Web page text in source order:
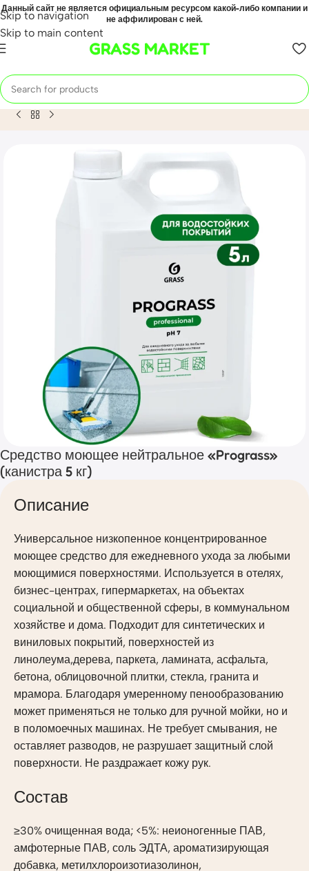
Skip to navigation
Skip to main content
Данный сайт не является официальным ресурсом какой-либо компании и
не аффилирован с ней.
GRASS MARKET
Home Mahsulot Средство моющее нейтральное
Средство моющее нейтральное «Prograss»
(канистра 5 кг)
Описание
Универсальное низкопенное концентрированное
моющее средство для ежедневного ухода за любыми
моющимися поверхностями. Используется в отелях,
бизнес-центрах, гипермаркетах, на объектах
социальной и общественной сферы, в коммунальном
хозяйстве и дома. Подходит для синтетических и
виниловых покрытий, поверхностей из
линолеума,дерева, паркета, ламината, асфальта,
бетона, облицовочной плитки, стекла, гранита и
мрамора. Благодаря умеренному пенообразованию
может применяться не только для ручной мойки, но и
в поломоечных машинах. Не требует смывания, не
оставляет разводов, не разрушает защитный слой
поверхности. Не раздражает кожу рук.
Состав
≥30% очищенная вода; <5%: неионогенные ПАВ,
амфотерные ПАВ, соль ЭДТА, ароматизирующая
добавка, метилхлороизотиазолинон,